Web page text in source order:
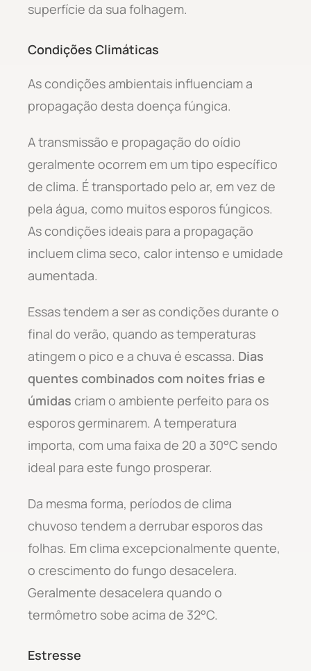
superfície da sua folhagem.
Condições Climáticas
As condições ambientais influenciam a
propagação desta doença fúngica.
A transmissão e propagação do oídio
geralmente ocorrem em um tipo específico
de clima. É transportado pelo ar, em vez de
pela água, como muitos esporos fúngicos.
As condições ideais para a propagação
incluem clima seco, calor intenso e umidade
aumentada.
Essas tendem a ser as condições durante o
final do verão, quando as temperaturas
atingem o pico e a chuva é escassa. Dias
quentes combinados com noites frias e
úmidas criam o ambiente perfeito para os
esporos germinarem. A temperatura
importa, com uma faixa de 20 a 30°C sendo
ideal para este fungo prosperar.
Da mesma forma, períodos de clima
chuvoso tendem a derrubar esporos das
folhas. Em clima excepcionalmente quente,
o crescimento do fungo desacelera.
Geralmente desacelera quando o
termômetro sobe acima de 32°C.
Estresse